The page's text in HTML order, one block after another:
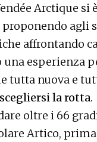
Arctique
proponendo agli
affrontando
una esperienza
tutta nuova e
la rotta.
oltre i 66
Artico,